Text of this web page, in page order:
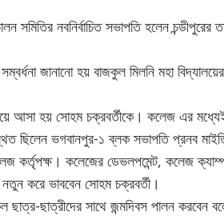
সমিতির নবনির্বাচিত সভাপতি হলেন চন্ডীপুরের
জানানো হয় বাজকুল মিলনি মহা
আসা হয় সোহম চক্রবর্তীকে। কলেজ এর
ছিলেন ভগবানপুর-১ ব্লক সভাপতি প্রনব
কর্তৃপক্ষ। কলেজের ডেভলপমেন্ট, কলেজ
নতুন করে ভাববেন সোহম চক্রবর্তী।
ছাত্র-ছাত্রীদের সাথে জন্মদিবস পালন করবেন